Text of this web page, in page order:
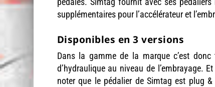
supplémentaires pour l’accélérateur et
Disponibles en 3 versions
Dans la gamme de la marque c’est
d’hydraulique au niveau de l’embrayage.
noter que le pédalier de Simtag est plug